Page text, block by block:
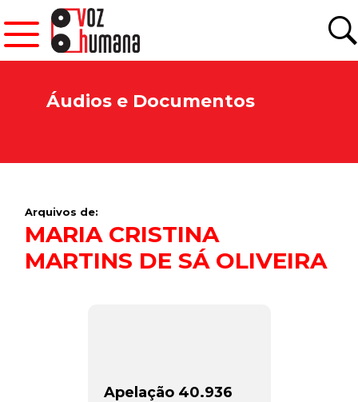
Áudios e Documentos
Arquivos de:
MARIA CRISTINA
MARTINS DE SÁ OLIVEIRA
Apelação 40.936